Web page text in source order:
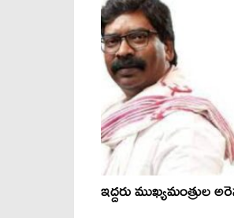
ఇద్ద‌రు ముఖ్య‌మంత్రుల